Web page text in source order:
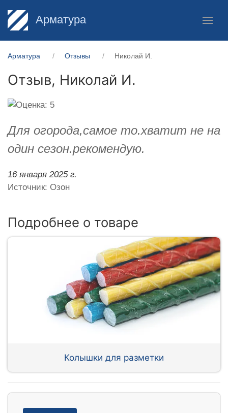
Арматура
Арматура Отзывы Николай И.
Отзыв, Николай И.
Для огорода,самое то.хватит не на
один сезон.рекомендую.
16 января 2025 г.
Источник: Озон
Подробнее о товаре
Колышки для разметки